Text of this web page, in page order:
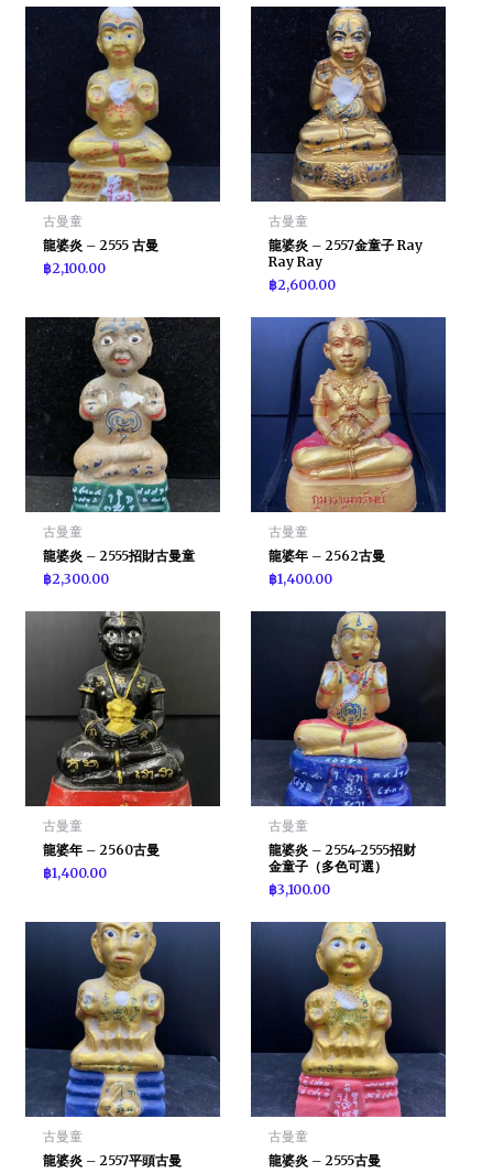
古曼童
龍婆炎 – 2555 古曼
฿2,100.00
古曼童
龍婆炎 – 2557金童子 Ray
Ray Ray
฿2,600.00
古曼童
龍婆炎 – 2555招財古曼童
฿2,300.00
古曼童
龍婆年 – 2562古曼
฿1,400.00
古曼童
龍婆年 – 2560古曼
฿1,400.00
古曼童
龍婆炎 – 2554-2555招财
金童子（多色可選）
฿3,100.00
古曼童
龍婆炎 – 2557平頭古曼
古曼童
龍婆炎 – 2555古曼